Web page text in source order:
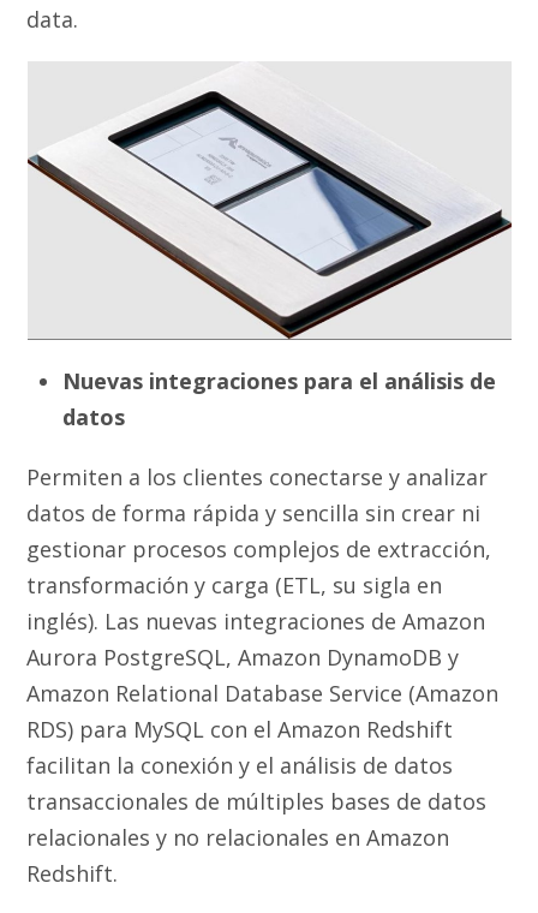
data.
Nuevas integraciones para el análisis de
datos
Permiten a los clientes conectarse y analizar
datos de forma rápida y sencilla sin crear ni
gestionar procesos complejos de extracción,
transformación y carga (ETL, su sigla en
inglés). Las nuevas integraciones de Amazon
Aurora PostgreSQL, Amazon DynamoDB y
Amazon Relational Database Service (Amazon
RDS) para MySQL con el Amazon Redshift
facilitan la conexión y el análisis de datos
transaccionales de múltiples bases de datos
relacionales y no relacionales en Amazon
Redshift.